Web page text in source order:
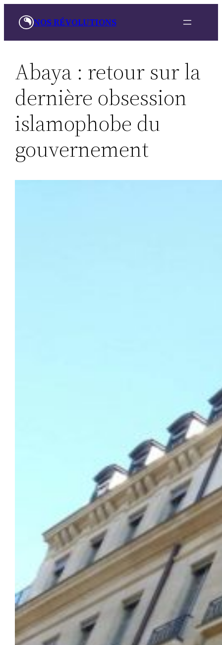
NOS RÉVOLUTIONS
Abaya : retour sur la
dernière obsession
islamophobe du
gouvernement